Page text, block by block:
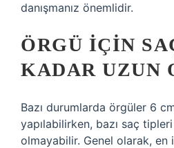
danışmanız önemlidir.
ÖRGÜ IÇIN
KADAR UZUN
Bazı durumlarda örgüler 6
yapılabilirken, bazı saç
olmayabilir. Genel olarak, en